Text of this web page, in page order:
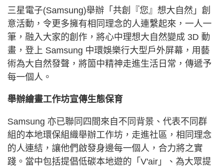
三星電子(Samsung)舉辦「共創『您』想大自然」創
意活動，令更多擁有相同理念的人連繫起來，一人一
筆，融入大家的創作，將心中理想大自然變成 3D 動
畫，登上 Samsung 中環娛樂行大型戶外屏幕，用藝
術為大自然發聲，將箇中精神走進生活日常，傳遞予
每一個人。
舉辦繪畫工作坊宣傳生態保育
Samsung 亦已聯同四間來自不同背景、代表不同群
組的本地環保組織舉辦工作坊，走進社區，相同理念
的人連結，讓他們啟發身邊每一個人，合力將之實
踐。當中包括提倡低碳本地遊的「V'air」、為大眾提